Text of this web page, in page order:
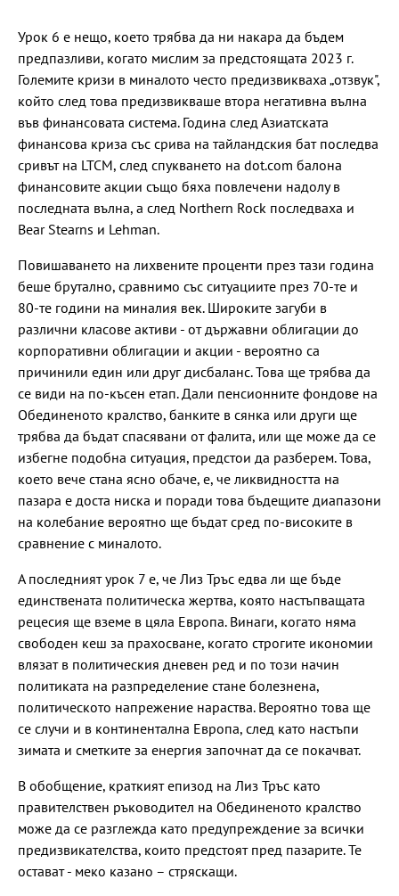
Урок 6 е нещо, което трябва да ни накара да бъдем
предпазливи, когато мислим за предстоящата 2023 г.
Големите кризи в миналото често предизвикваха „отзвук",
който след това предизвикваше втора негативна вълна
във финансовата система. Година след Азиатската
финансова криза със срива на тайландския бат последва
сривът на LTCM, след спукването на dot.com балона
финансовите акции също бяха повлечени надолу в
последната вълна, а след Northern Rock последваха и
Bear Stearns и Lehman.
Повишаването на лихвените проценти през тази година
беше брутално, сравнимо със ситуациите през 70-те и
80-те години на миналия век. Широките загуби в
различни класове активи - от държавни облигации до
корпоративни облигации и акции - вероятно са
причинили един или друг дисбаланс. Това ще трябва да
се види на по-късен етап. Дали пенсионните фондове на
Обединеното кралство, банките в сянка или други ще
трябва да бъдат спасявани от фалита, или ще може да се
избегне подобна ситуация, предстои да разберем. Това,
което вече стана ясно обаче, е, че ликвидността на
пазара е доста ниска и поради това бъдещите диапазони
на колебание вероятно ще бъдат сред по-високите в
сравнение с миналото.
А последният урок 7 е, че Лиз Тръс едва ли ще бъде
единствената политическа жертва, която настъпващата
рецесия ще вземе в цяла Европа. Винаги, когато няма
свободен кеш за прахосване, когато строгите икономии
влязат в политическия дневен ред и по този начин
политиката на разпределение стане болезнена,
политическото напрежение нараства. Вероятно това ще
се случи и в континентална Европа, след като настъпи
зимата и сметките за енергия започнат да се покачват.
В обобщение, краткият епизод на Лиз Тръс като
правителствен ръководител на Обединеното кралство
може да се разглежда като предупреждение за всички
предизвикателства, които предстоят пред пазарите. Те
остават - меко казано – стряскащи.